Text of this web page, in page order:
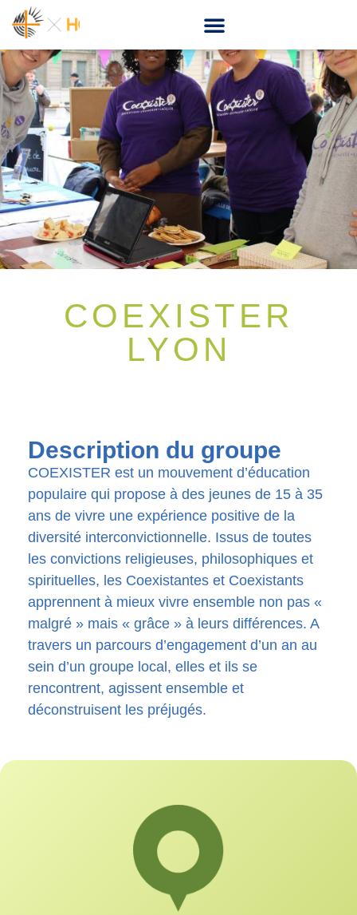
COEXISTER
LYON
Description du groupe
COEXISTER est un mouvement d’éducation
populaire qui propose à des jeunes de 15 à 35
ans de vivre une expérience positive de la
diversité interconvictionnelle. Issus de toutes
les convictions religieuses, philosophiques et
spirituelles, les Coexistantes et Coexistants
apprennent à mieux vivre ensemble non pas «
malgré » mais « grâce » à leurs différences. A
travers un parcours d’engagement d’un an au
sein d’un groupe local, elles et ils se
rencontrent, agissent ensemble et
déconstruisent les préjugés.